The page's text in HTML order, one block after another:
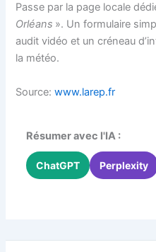
Passe par la page locale
Orléans ». Un formulaire
audit vidéo et un créneau
la météo.
Source:www.larep.fr
Résumer avec l'IA :
ChatGPT Perplexity